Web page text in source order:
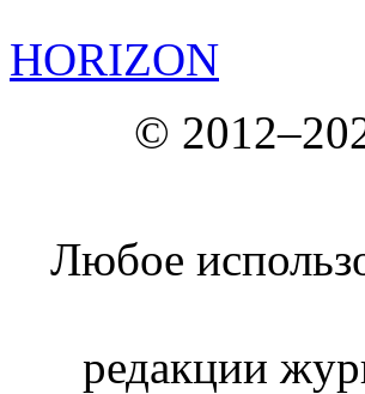
HORIZON
©
Любое
редакции